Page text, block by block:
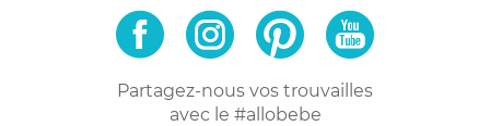
Partagez-nous vos trouvailles
avec le #allobebe